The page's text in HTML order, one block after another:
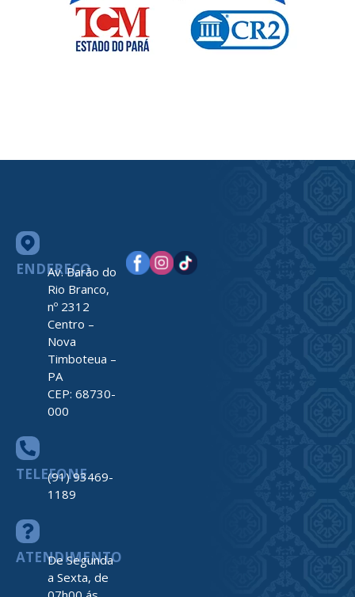
ENDEREÇO
Av. Barão do
Rio Branco,
nº 2312
Centro –
Nova
Timboteua –
PA
CEP: 68730-
000
TELEFONE
(91) 93469-
1189
ATENDIMENTO
De Segunda
a Sexta, de